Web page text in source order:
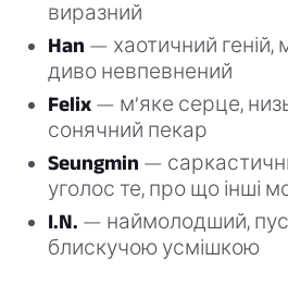
виразний
Han — хаотичний геній,
диво невпевнений
Felix — м’яке серце,
сонячний пекар
Seungmin —
уголос те, про що інші
I.N. — наймолодший,
блискучою усмішкою